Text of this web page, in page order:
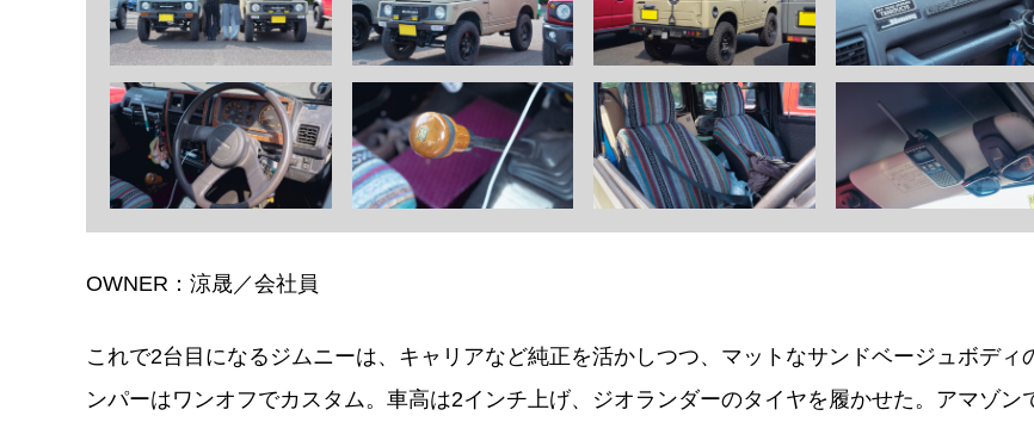
OWNER：涼晟／会社員
これで2台目になるジムニーは、キャリアなど純正を活かしつつ、マットなサンドベージュボディ
ンパーはワンオフでカスタム。車高は2インチ上げ、ジオランダーのタイヤを履かせた。アマゾン